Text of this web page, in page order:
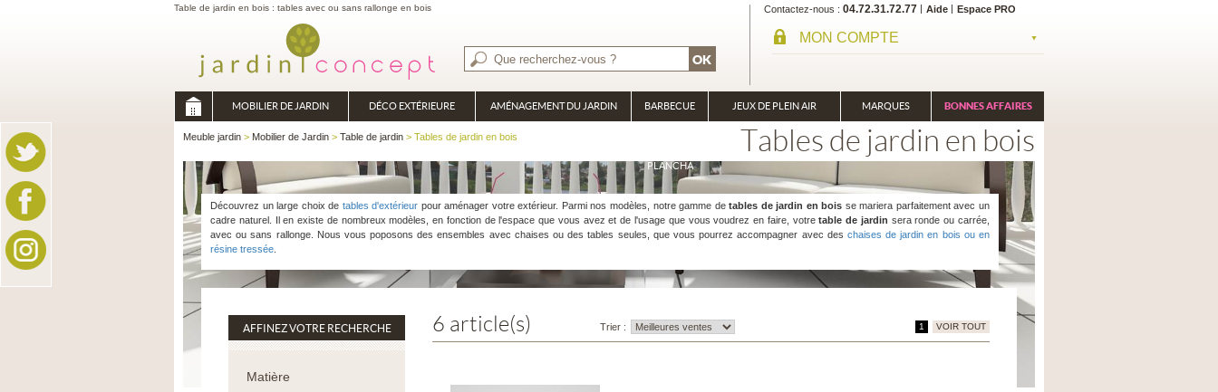
Table de jardin en bois : tables avec ou sans rallonge en bois Contactez-nous 04.72.31.72.77 Aide Espace PRO
MON COMPTE
MOBILIER DE JARDIN DÉCO EXTÉRIEURE AMÉNAGEMENT DU JARDIN BARBECUE
PLANCHA
JEUX DE PLEIN AIR MARQUES BONNES AFFAIRES
Meuble jardin > Mobilier de Jardin > Table de jardin > Tables de jardin en bois Tables de jardin en bois
Découvrez un large choix de tables d'extérieur pour aménager votre extérieur. Parmi nos modèles, notre gamme detables de jardin en bois se mariera parfaitement avec un
cadre naturel. Il en existe de nombreux modèles, en fonction de l'espace que vous avez et de l'usage que vous voudrez en faire, votretable de jardin sera ronde ou carrée,
avec ou sans rallonge. Nous vous poposons des ensembles avec chaises ou des tables seules, que vous pourrez accompagner avec des chaises de jardin en bois ou en
résine tressée
AFFINEZ VOTRE RECHERCHE
Matière
6 article(s) Trier : 1 VOIR TOUT